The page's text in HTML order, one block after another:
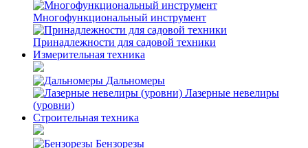
Многофункциональный инструмент
Принадлежности для садовой техники
Измерительная техника
Дальномеры
Лазерные невелиры
(уровни)
Строительная техника
Бензорезы